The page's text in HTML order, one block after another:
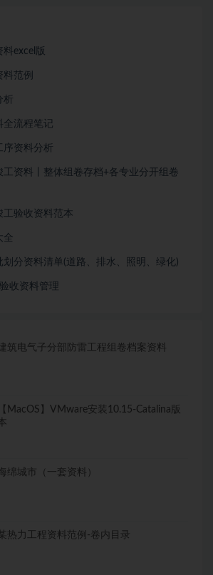
料excel版
料范例
析
全流程笔记
序资料分析
工资料丨整体组卷存档+各专业分开组卷
工验收资料范本
全
划分资料清单(道路、排水、照明、绿化)
收资料管理
筑电气子分部防雷工程组卷档案资料
【MacOS】VMware安装10.15-Catalina版
绵城市（一套资料）
热力工程资料范例-卷内目录